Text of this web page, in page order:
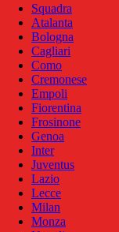
Squadra
Atalanta
Bologna
Cagliari
Como
Cremonese
Empoli
Fiorentina
Frosinone
Genoa
Inter
Juventus
Lazio
Lecce
Milan
Monza